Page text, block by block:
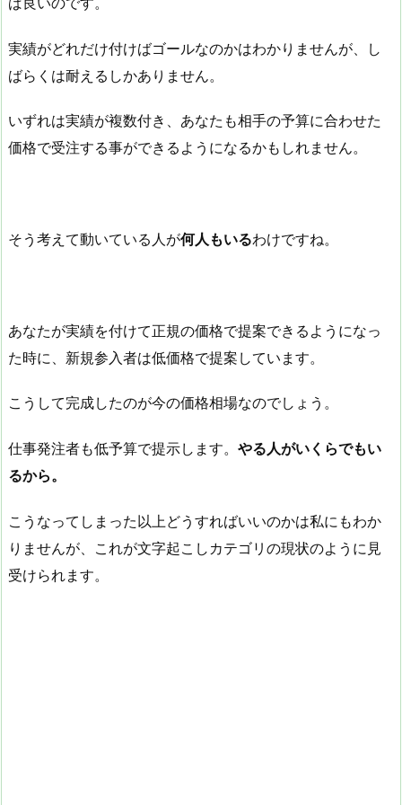
実績がどれだけ付けばゴールなのかはわかりませんが、し
ばらくは耐えるしかありません。
いずれは実績が複数付き、あなたも相手の予算に合わせた
価格で受注する事ができるようになるかもしれません。
そう考えて動いている人が何人もいるわけですね。
あなたが実績を付けて正規の価格で提案できるようになっ
た時に、新規参入者は低価格で提案しています。
こうして完成したのが今の価格相場なのでしょう。
仕事発注者も低予算で提示します。 やる人がいくらでもい
るから。
こうなってしまった以上どうすればいいのかは私にもわか
りませんが、これが文字起こしカテゴリの現状のように見
受けられます。